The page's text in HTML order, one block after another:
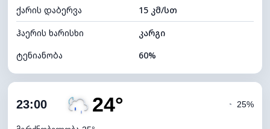
ღრუბლის სიმაღლე 8160 მ
ქარის დაბერვა
15 კმ/სთ
ჰაერის ხარისხი
კარგი
ტენიანობა
60%
ღრუბლიანობა
ნამის წერტილი
23:00 24° ◔ 25%